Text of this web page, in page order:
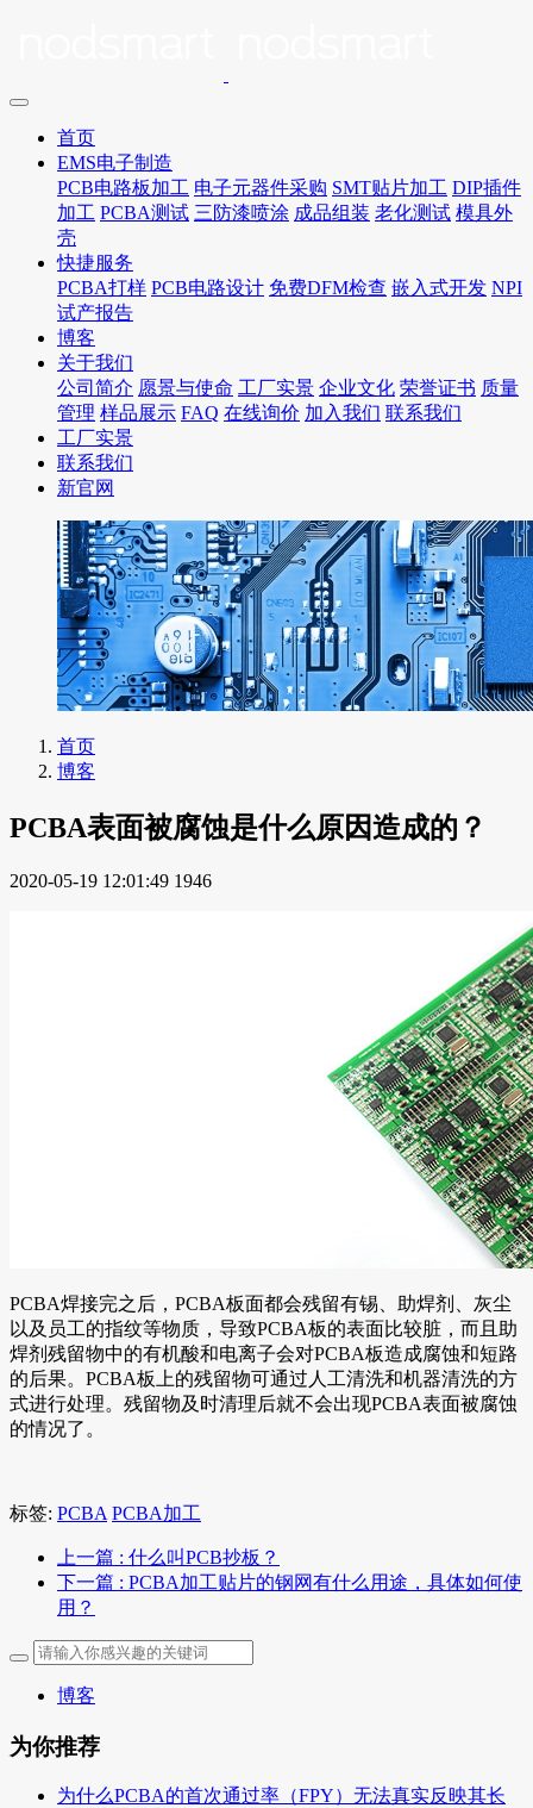
首页
EMS电子制造
PCB电路板加工 电子元器件采购 SMT贴片加工 DIP插件
加工 PCBA测试 三防漆喷涂 成品组装 老化测试 模具外
壳
快捷服务
PCBA打样 PCB电路设计 免费DFM检查 嵌入式开发 NPI
试产报告
博客
关于我们
公司简介 愿景与使命 工厂实景 企业文化 荣誉证书 质量
管理 样品展示 FAQ 在线询价 加入我们 联系我们
工厂实景
联系我们
新官网
首页
博客
PCBA表面被腐蚀是什么原因造成的？
2020-05-19 12:01:49 1946
PCBA焊接完之后，PCBA板面都会残留有锡、助焊剂、灰尘
以及员工的指纹等物质，导致PCBA板的表面比较脏，而且助
焊剂残留物中的有机酸和电离子会对PCBA板造成腐蚀和短路
的后果。PCBA板上的残留物可通过人工清洗和机器清洗的方
式进行处理。残留物及时清理后就不会出现PCBA表面被腐蚀
的情况了。
标签: PCBA PCBA加工
上一篇 : 什么叫PCB抄板？
下一篇 : PCBA加工贴片的钢网有什么用途，具体如何使
用？
博客
为你推荐
为什么PCBA的首次通过率（FPY）无法真实反映其长